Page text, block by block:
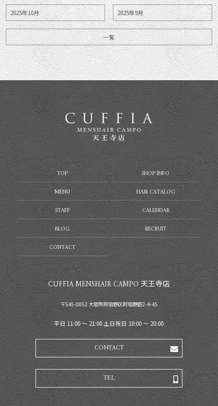
2025年10月 2025年9月
一覧
TOP
SHOP INFO
MENU
HAIR CATALOG
STAFF
CALENDAR
BLOG
RECRUIT
CONTACT
CUFFIA MENSHAIR CAMPO 天王寺店
〒545-0052 大阪市阿倍野区阿倍野筋2-4-45
平日 11:00 〜 21:00 土日祝日 10:00 〜 20:00
CONTACT
TEL